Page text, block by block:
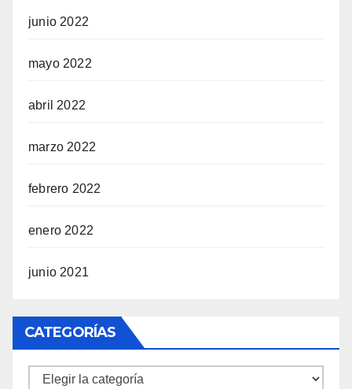
junio 2022
mayo 2022
abril 2022
marzo 2022
febrero 2022
enero 2022
junio 2021
CATEGORÍAS
Categorías